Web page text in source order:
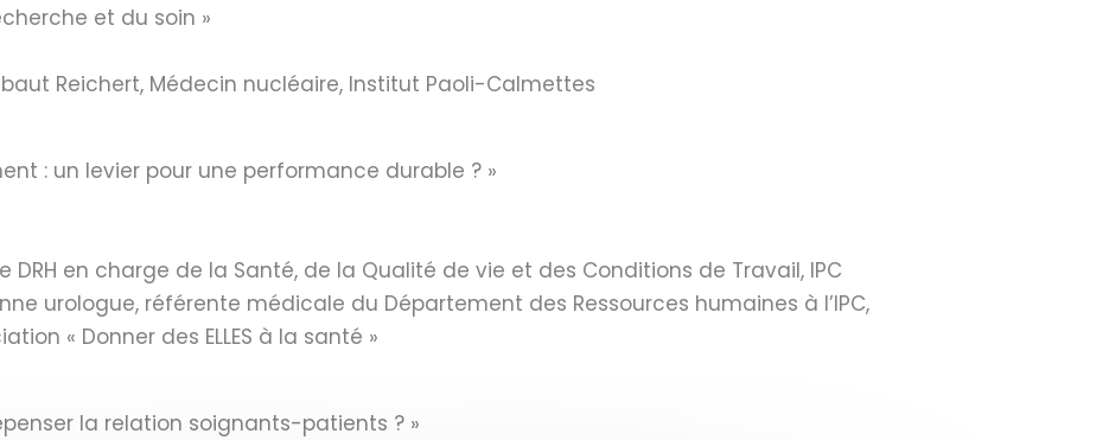
et du soin »
Reichert, Médecin nucléaire, Institut Paoli-Calmettes
: un levier pour une performance durable ? »
DRH en charge de la Santé, de la Qualité de vie et des Conditions de Travail, IPC
urologue, référente médicale du Département des Ressources humaines à l’IPC,
« Donner des ELLES à la santé »
la relation soignants-patients ? »